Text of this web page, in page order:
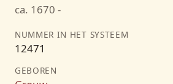
ca. 1670 -
NUMMER IN HET SYSTEEM
12471
GEBOREN